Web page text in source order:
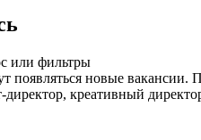
или фильтры
появляться новые вакансии.
директор, креативный